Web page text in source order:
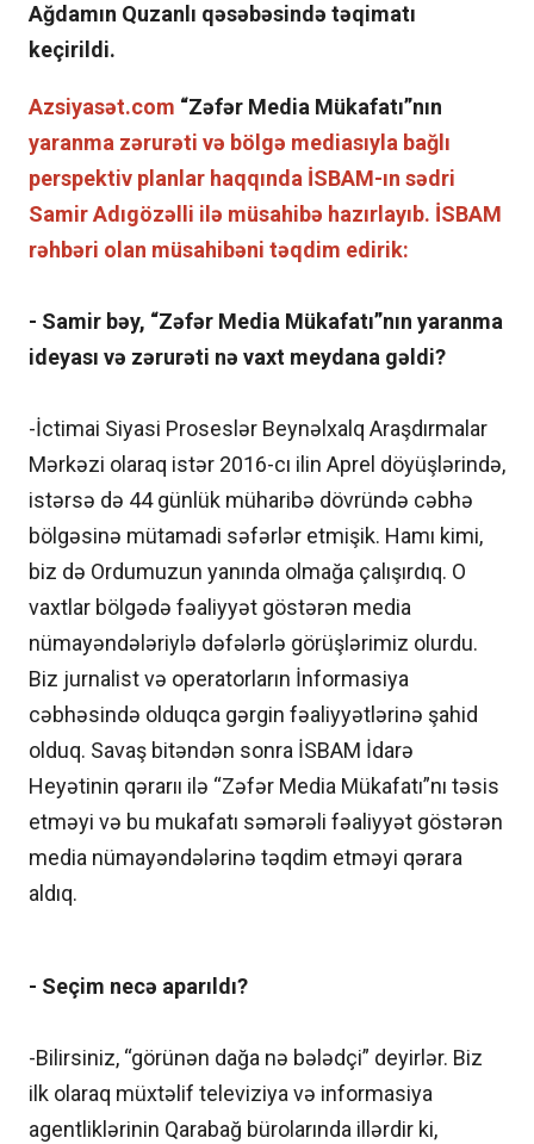
Ağdamın Quzanlı qəsəbəsində təqimatı
keçirildi.
Azsiyasət.com “Zəfər Media Mükafatı”nın
yaranma zərurəti və bölgə mediasıyla bağlı
perspektiv planlar haqqında İSBAM-ın sədri
Samir Adıgözəlli ilə müsahibə hazırlayıb. İSBAM
rəhbəri olan müsahibəni təqdim edirik:
- Samir bəy, “Zəfər Media Mükafatı”nın yaranma
ideyası və zərurəti nə vaxt meydana gəldi?
-İctimai Siyasi Proseslər Beynəlxalq Araşdırmalar
Mərkəzi olaraq istər 2016-cı ilin Aprel döyüşlərində,
istərsə də 44 günlük müharibə dövründə cəbhə
bölgəsinə mütamadi səfərlər etmişik. Hamı kimi,
biz də Ordumuzun yanında olmağa çalışırdıq. O
vaxtlar bölgədə fəaliyyət göstərən media
nümayəndələriylə dəfələrlə görüşlərimiz olurdu.
Biz jurnalist və operatorların İnformasiya
cəbhəsində olduqca gərgin fəaliyyətlərinə şahid
olduq. Savaş bitəndən sonra İSBAM İdarə
Heyətinin qərarıı ilə “Zəfər Media Mükafatı”nı təsis
etməyi və bu mukafatı səmərəli fəaliyyət göstərən
media nümayəndələrinə təqdim etməyi qərara
aldıq.
- Seçim necə aparıldı?
-Bilirsiniz, “görünən dağa nə bələdçi” deyirlər. Biz
ilk olaraq müxtəlif televiziya və informasiya
agentliklərinin Qarabağ bürolarında illərdir ki,